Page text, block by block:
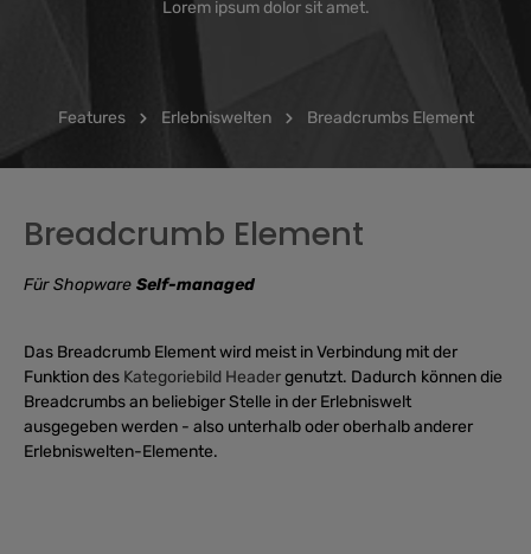
Lorem ipsum dolor sit amet.
Features Erlebniswelten Breadcrumbs Element
Breadcrumb Element
Für Shopware Self-managed
Das Breadcrumb Element wird meist in Verbindung mit der
Funktion des Kategoriebild Headergenutzt. Dadurch können die
Breadcrumbs an beliebiger Stelle in der Erlebniswelt
ausgegeben werden - also unterhalb oder oberhalb anderer
Erlebniswelten-Elemente.